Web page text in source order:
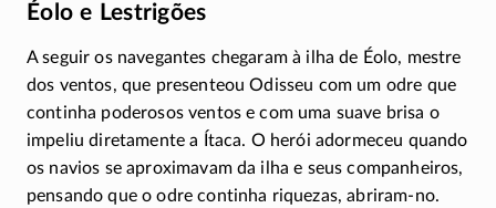
Éolo e Lestrigões
A seguir os navegantes chegaram à ilha de Éolo, mestre
dos ventos, que presenteou Odisseu com um odre que
continha poderosos ventos e com uma suave brisa o
impeliu diretamente a Ítaca. O herói adormeceu quando
os navios se aproximavam da ilha e seus companheiros,
pensando que o odre continha riquezas,abriram-no.